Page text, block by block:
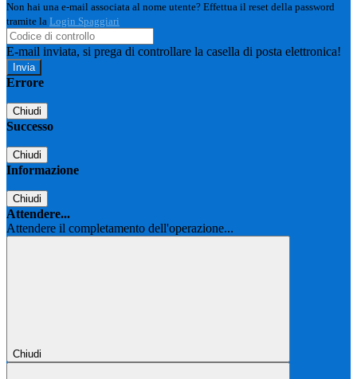
Non hai una e-mail associata al nome utente? Effettua il reset della password
tramite la Login Spaggiari
E-mail inviata, si prega di controllare la casella di posta elettronica!
Errore
Chiudi
Successo
Chiudi
Informazione
Chiudi
Attendere...
Attendere il completamento dell'operazione...
Chiudi